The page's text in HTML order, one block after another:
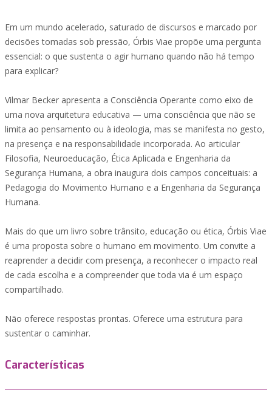
Em um mundo acelerado, saturado de discursos e marcado por
decisões tomadas sob pressão, Órbis Viae propõe uma pergunta
essencial: o que sustenta o agir humano quando não há tempo
para explicar?
Vilmar Becker apresenta a Consciência Operante como eixo de
uma nova arquitetura educativa — uma consciência que não se
limita ao pensamento ou à ideologia, mas se manifesta no gesto,
na presença e na responsabilidade incorporada. Ao articular
Filosofia, Neuroeducação, Ética Aplicada e Engenharia da
Segurança Humana, a obra inaugura dois campos conceituais: a
Pedagogia do Movimento Humano e a Engenharia da Segurança
Humana.
Mais do que um livro sobre trânsito, educação ou ética, Órbis Viae
é uma proposta sobre o humano em movimento. Um convite a
reaprender a decidir com presença, a reconhecer o impacto real
de cada escolha e a compreender que toda via é um espaço
compartilhado.
Não oferece respostas prontas. Oferece uma estrutura para
sustentar o caminhar.
Características